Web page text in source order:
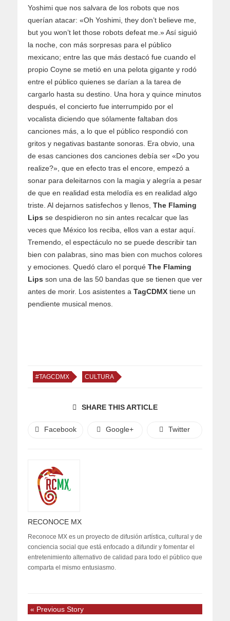
Yoshimi que nos salvara de los robots que nos
querían atacar: «Oh Yoshimi, they don’t believe me,
but you won’t let those robots defeat me.» Así siguió
la noche, con más sorpresas para el público
mexicano; entre las que más destacó fue cuando el
propio Coyne se metió en una pelota gigante y rodó
entre el público quienes se darían a la tarea de
cargarlo hasta su destino. Una hora y quince minutos
después, el concierto fue interrumpido por el
vocalista diciendo que sólamente faltaban dos
canciones más, a lo que el público respondió con
gritos y negativas bastante sonoras. Era obvio, una
de esas canciones dos canciones debía ser «Do you
realize?», que en efecto tras el encore, empezó a
sonar para deleitarnos con la magia y alegría a pesar
de que en realidad esta melodía es en realidad algo
triste. Al dejarnos satisfechos y llenos, The Flaming
Lips se despidieron no sin antes recalcar que las
veces que México los reciba, ellos van a estar aquí.
Tremendo, el espectáculo no se puede describir tan
bien con palabras, sino mas bien con muchos colores
y emociones. Quedó claro el porqué The Flaming
Lips son una de las 50 bandas que se tienen que ver
antes de morir. Los asistentes a TagCDMX tiene un
pendiente musical menos.
#TAGCDMX CULTURA
SHARE THIS ARTICLE
Facebook Google+ Twitter
RECONOCE MX
Reconoce MX es un proyecto de difusión artística, cultural y de
conciencia social que está enfocado a difundir y fomentar el
entretenimiento alternativo de calidad para todo el público que
comparta el mismo entusiasmo.
« Previous Story